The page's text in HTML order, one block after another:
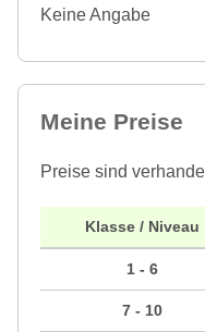
Keine Angabe
Meine Preise
Preise sind
Klasse / Niveau
1 - 6
7 - 10